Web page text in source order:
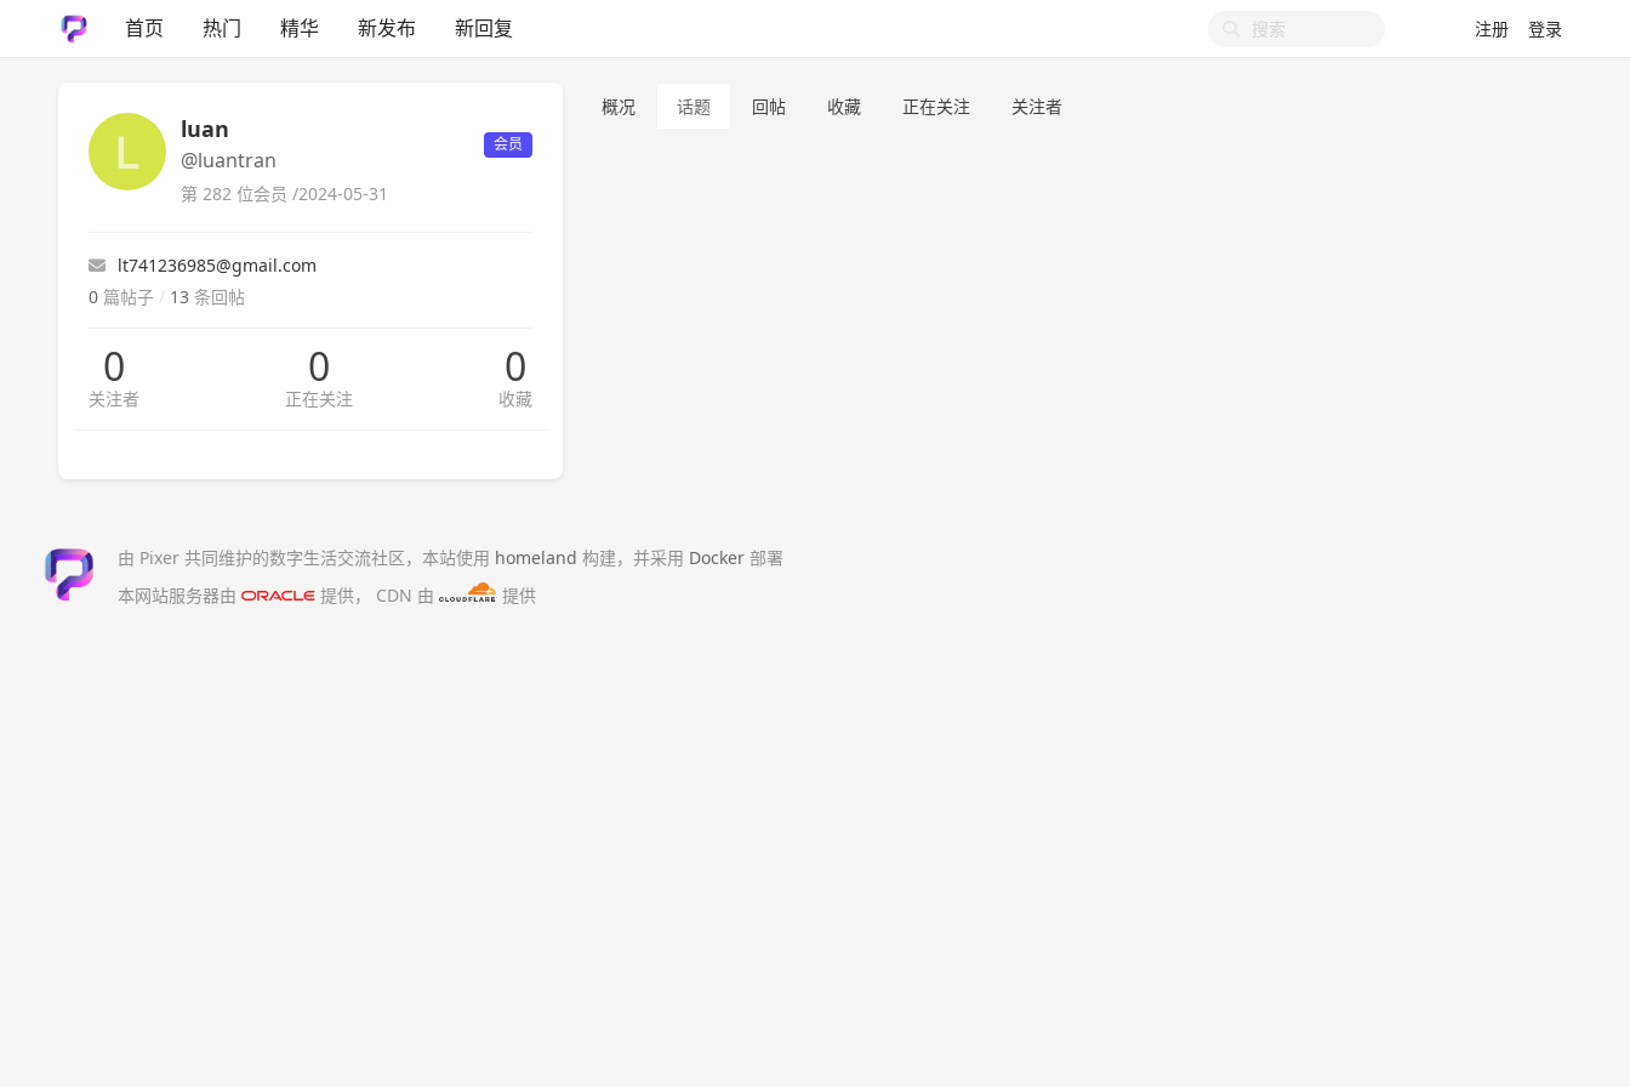
首页 热门 精华 新发布 新回复 注册 登录
luan
@luantran
会员
第 282 位会员 /2024-05-31
lt741236985@gmail.com
0 篇帖子 / 13 条回帖
0
关注者
0
正在关注
0
收藏
概况 话题 回帖 收藏 正在关注 关注者
由 Pixer 共同维护的数字生活交流社区，本站使用 homeland 构建，并采用 Docker 部署
本网站服务器由
提供， CDN 由 提供